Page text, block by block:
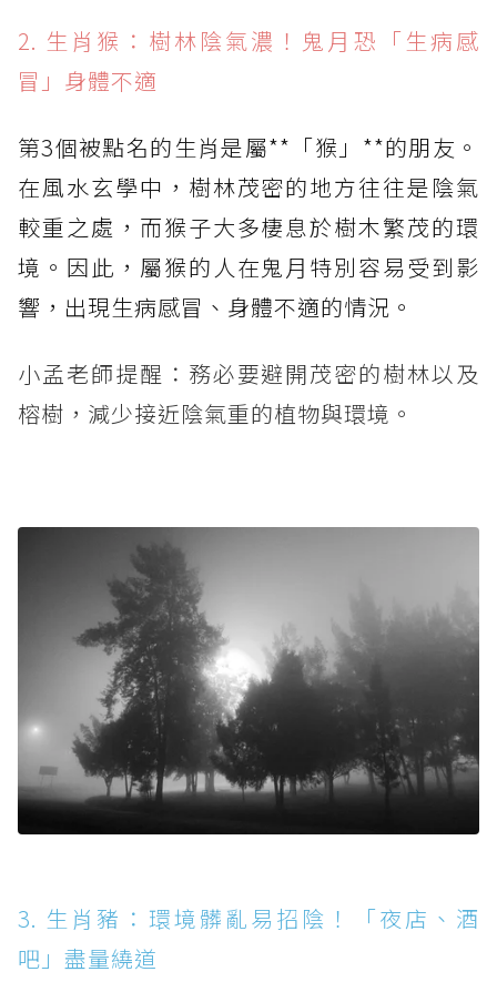
2. 生肖猴：樹林陰氣濃！鬼月恐「生病感
冒」身體不適
第3個被點名的生肖是屬**「猴」**的朋友。
在風水玄學中，樹林茂密的地方往往是陰氣
較重之處，而猴子大多棲息於樹木繁茂的環
境。因此，屬猴的人在鬼月特別容易受到影
響，出現生病感冒、身體不適的情況。
小孟老師提醒：務必要避開茂密的樹林以及
榕樹，減少接近陰氣重的植物與環境。
3. 生肖豬：環境髒亂易招陰！「夜店、酒
吧」盡量繞道